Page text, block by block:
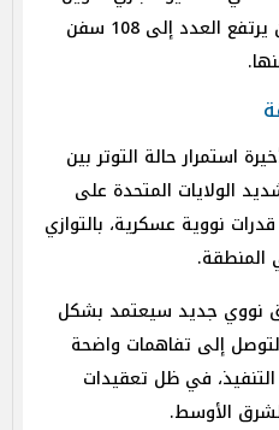
مسار 100 سفينة فقط، قبل أن يرتفع العدد إلى 108 سفن
استمرار حالة التوتر بين
الولايات المتحدة على
نووية عسكرية، بالتوازي
المنطقة.
نووي جديد سيعتمد بشكل
إلى تفاهمات واضحة
التنفيذ، في ظل تعقيدات
الأوسط.